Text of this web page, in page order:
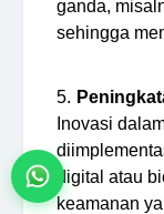
ganda,
sehingga
Inovasi
digital atau
keamanan